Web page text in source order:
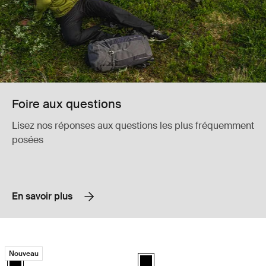
Foire aux questions
Lisez nos réponses aux questions les plus fréquemment
posées
En savoir plus
Thule Caprock rail mount rail de montage pour plateforme de toit
Nouveau
Thule Caprock rail mount Noir (selected)Thule Caprock rail mount Noir